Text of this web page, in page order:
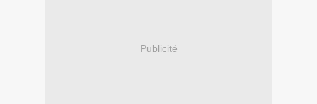
Publicité